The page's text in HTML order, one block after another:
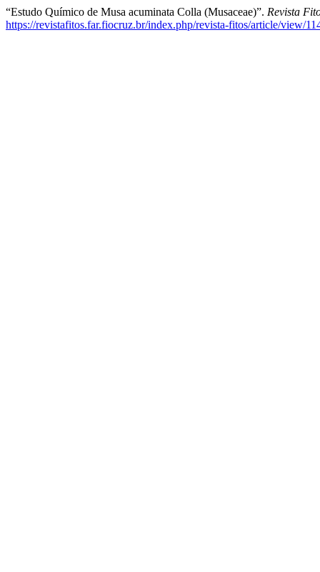
“Estudo Químico de Musa acuminata Colla (Musaceae)”. Revista
https://revistafitos.far.fiocruz.br/index.php/revista-fitos/article/view/